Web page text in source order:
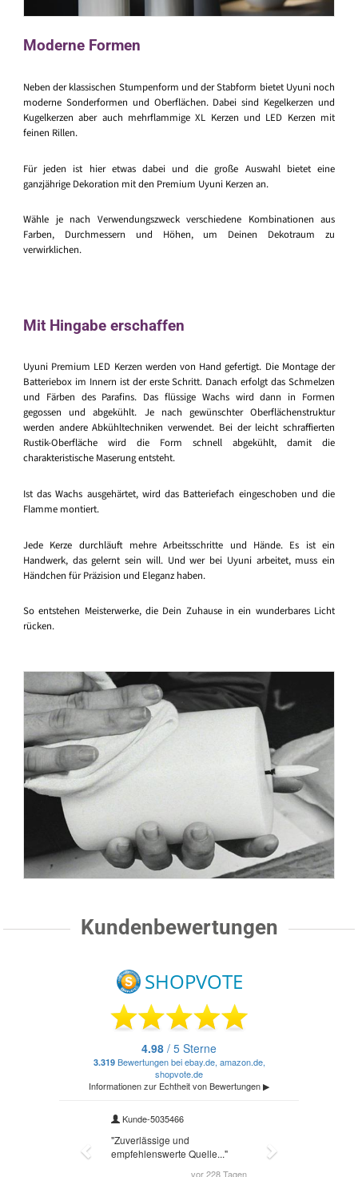
Moderne Formen
Neben der klassischen Stumpenform und der Stabform bietet Uyuni noch
moderne Sonderformen und Oberflächen. Dabei sind Kegelkerzen und
Kugelkerzen aber auch mehrflammige XL Kerzen und LED Kerzen mit
feinen Rillen.
Für jeden ist hier etwas dabei und die große Auswahl bietet eine
ganzjährige Dekoration mit den Premium Uyuni Kerzen an.
Wähle je nach Verwendungszweck verschiedene Kombinationen aus
Farben, Durchmessern und Höhen, um Deinen Dekotraum zu
verwirklichen.
Mit Hingabe erschaffen
Uyuni Premium LED Kerzen werden von Hand gefertigt. Die Montage der
Batteriebox im Innern ist der erste Schritt. Danach erfolgt das Schmelzen
und Färben des Parafins. Das flüssige Wachs wird dann in Formen
gegossen und abgekühlt. Je nach gewünschter Oberflächenstruktur
werden andere Abkühltechniken verwendet. Bei der leicht schraffierten
Rustik-Oberfläche wird die Form schnell abgekühlt, damit die
charakteristische Maserung entsteht.
Ist das Wachs ausgehärtet, wird das Batteriefach eingeschoben und die
Flamme montiert.
Jede Kerze durchläuft mehre Arbeitsschritte und Hände. Es ist ein
Handwerk, das gelernt sein will. Und wer bei Uyuni arbeitet, muss ein
Händchen für Präzision und Eleganz haben.
So entstehen Meisterwerke, die Dein Zuhause in ein wunderbares Licht
rücken.
Kundenbewertungen